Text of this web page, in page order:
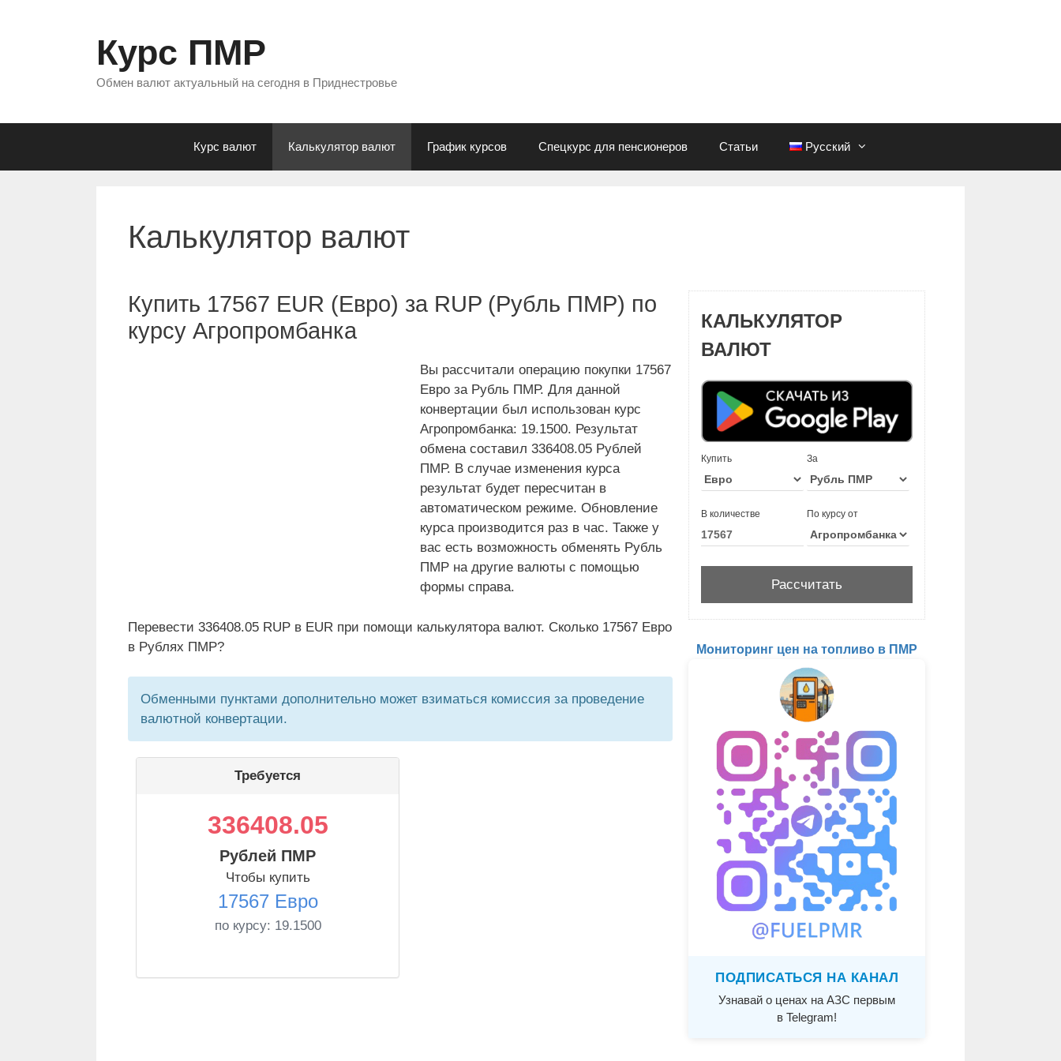
Курс ПМР
Обмен валют актуальный на сегодня в Приднестровье
Курс валют Калькулятор валют График курсов Спецкурс для пенсионеров Статьи Русский
Калькулятор валют
Купить 17567 EUR (Евро) за RUP (Рубль ПМР) по
курсу Агропромбанка
Вы рассчитали операцию покупки 17567
Евро за Рубль ПМР. Для данной
конвертации был использован курс
Агропромбанка: 19.1500. Результат
обмена составил 336408.05 Рублей
ПМР. В случае изменения курса
результат будет пересчитан в
автоматическом режиме. Обновление
курса производится раз в час. Также у
вас есть возможность обменять Рубль
ПМР на другие валюты с помощью
формы справа.
Перевести 336408.05 RUP в EUR при помощи калькулятора валют. Сколько 17567 Евро
в Рублях ПМР?
Обменными пунктами дополнительно может взиматься комиссия за проведение
валютной конвертации.
Требуется
336408.05
Рублей ПМР
Чтобы купить
17567 Евро
по курсу: 19.1500
КАЛЬКУЛЯТОР
ВАЛЮТ
Купить За
В количестве По курсу от
Мониторинг цен на топливо в ПМР
ПОДПИСАТЬСЯ НА КАНАЛ
Узнавай о ценах на АЗС первым
в Telegram!